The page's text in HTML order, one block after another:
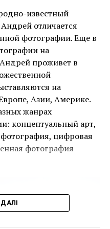
знаменитых работ
в Сиднее
«Antivegetativa»,
особый вид краски,
кораблей и судов,
Telegram
дала
придбати
привабливих творів
для публіки.
ярмарку стала
вибраних робіт
художників-
спадщини
підтримки Bourlet Art
известный
отличается
фотографии. Еще в
на
проживет в
на
Азии, Америке.
жанрах
концептуальный арт,
цифровая
фотография